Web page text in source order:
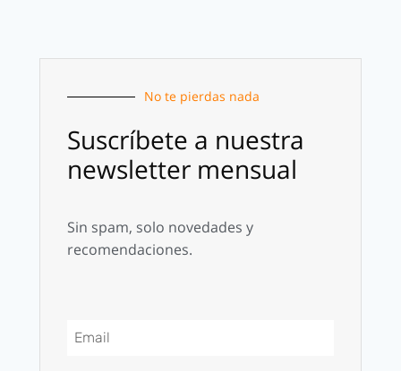
No te pierdas nada
Suscríbete a nuestra
newsletter mensual
Sin spam, solo novedades y
recomendaciones.